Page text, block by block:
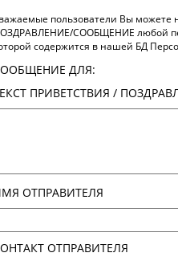
Ирина
АБРАМОВА
Осеп
АБРАМЯН
пользователи Вы можете
СООБЩЕНИЕ любой
содержится в нашей БД
ДЛЯ:
ПРИВЕТСТВИЯ /
ОТПРАВИТЕЛЯ
ОТПРАВИТЕЛЯ